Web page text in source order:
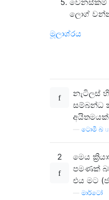
වෙනස්කම්
ලොග්
මූලාශ්රය
නැටිලස් හි
සම්බන්ධ
අයිතමයක්
ටොමී බ
2
මෙය
පමණක්
එය මට
මාර්ටෝ